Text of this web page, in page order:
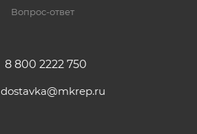
Вопрос-ответ
8 800 2222 750
dostavka@mkrep.ru